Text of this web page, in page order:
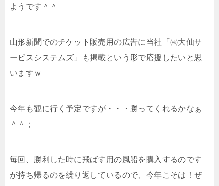
ようです＾＾
山形新聞でのチケット販売用の広告に当社「㈱大仙サ
ービスシステムズ」も掲載という形で応援したいと思
いますｗ
今年も観に行く予定ですが・・・勝ってくれるかなぁ
＾＾；
毎回、勝利した時に飛ばす用の風船を購入するのです
が持ち帰るのを繰り返しているので、今年こそは！ぜ